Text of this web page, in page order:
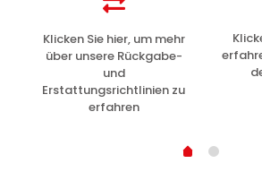
Klicken Sie hier, um mehr
über unsere Rückgabe-
und
Erstattungsrichtlinien zu
erfahren